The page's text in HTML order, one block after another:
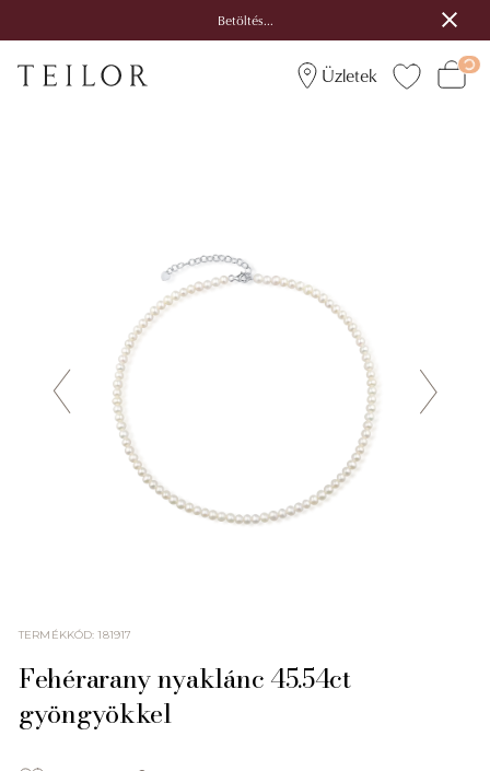
Betöltés...
Üzletek
TERMÉKKÓD:181917
Fehérarany nyaklánc 45.54ct
gyöngyökkel